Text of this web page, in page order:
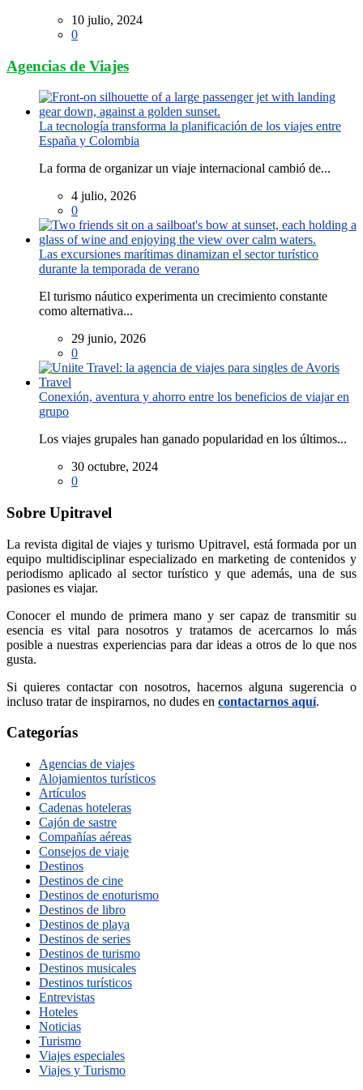
10 julio, 2024
0
Agencias de Viajes
La tecnología transforma la planificación de los viajes entre
España y Colombia
La forma de organizar un viaje internacional cambió de...
4 julio, 2026
0
Las excursiones marítimas dinamizan el sector turístico
durante la temporada de verano
El turismo náutico experimenta un crecimiento constante
como alternativa...
29 junio, 2026
0
Conexión, aventura y ahorro entre los beneficios de viajar en
grupo
Los viajes grupales han ganado popularidad en los últimos...
30 octubre, 2024
0
Sobre Upitravel
La revista digital de viajes y turismo Upitravel, está formada por un
equipo multidisciplinar especializado en marketing de contenidos y
periodismo aplicado al sector turístico y que además, una de sus
pasiones es viajar.
Conocer el mundo de primera mano y ser capaz de transmitir su
esencia es vital para nosotros y tratamos de acercarnos lo más
posible a nuestras experiencias para dar ideas a otros de lo que nos
gusta.
Si quieres contactar con nosotros, hacernos alguna sugerencia o
incluso tratar de inspirarnos, no dudes en contactarnos aquí.
Categorías
Agencias de viajes
Alojamientos turísticos
Artículos
Cadenas hoteleras
Cajón de sastre
Compañías aéreas
Consejos de viaje
Destinos
Destinos de cine
Destinos de enoturismo
Destinos de libro
Destinos de playa
Destinos de series
Destinos de turismo
Destinos musicales
Destinos turísticos
Entrevistas
Hoteles
Noticias
Turismo
Viajes especiales
Viajes y Turismo